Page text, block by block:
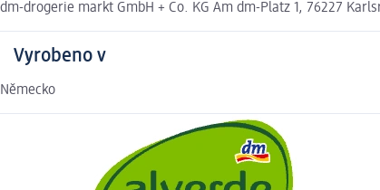
dm-drogerie markt GmbH + Co. KG Am dm-Platz 1, 76227
Vyrobeno v
Německo